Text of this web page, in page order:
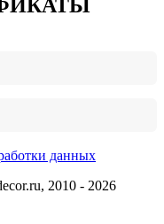
данных
2010 - 2026